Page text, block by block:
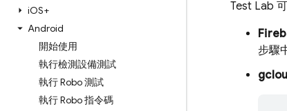
iOS+
Android
開始使用
執行檢測設備測試
執行 Robo 測試
執行 Robo 指令碼
Test Lab
步驟